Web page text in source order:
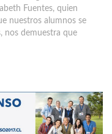
Fuentes, quien
nuestros alumnos se
nos demuestra que